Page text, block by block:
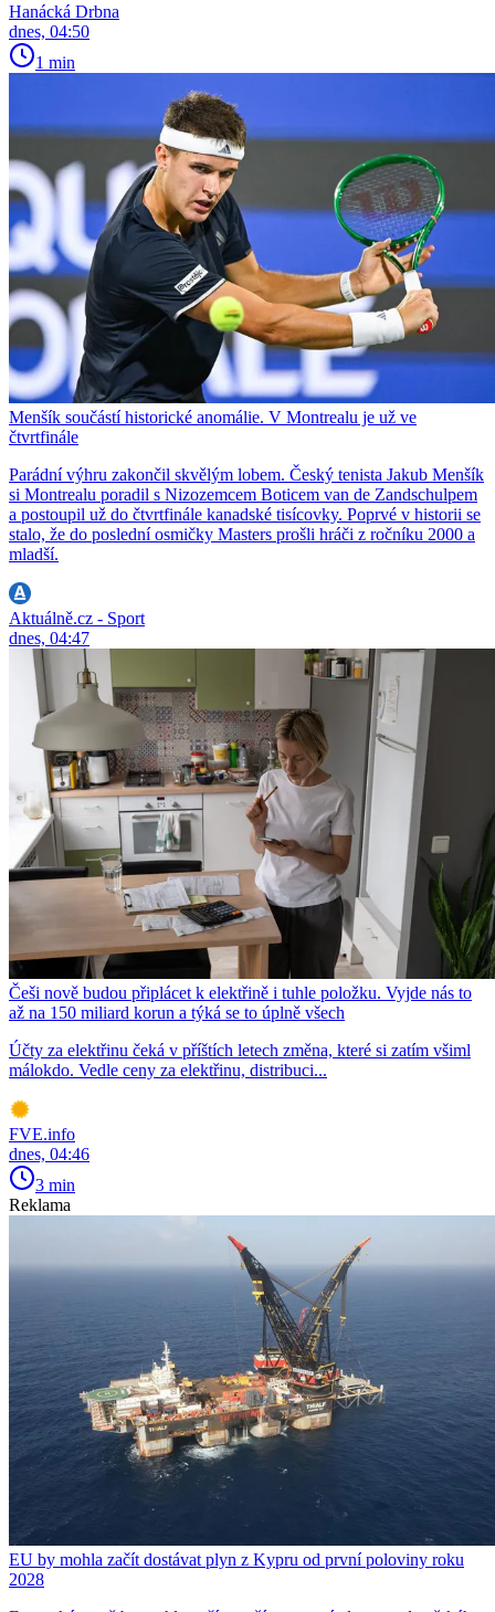
Hanácká Drbna
dnes, 04:50
1 min
Menšík součástí historické anomálie. V Montrealu je už ve
čtvrtfinále
Parádní výhru zakončil skvělým lobem. Český tenista Jakub Menšík
si Montrealu poradil s Nizozemcem Boticem van de Zandschulpem
a postoupil už do čtvrtfinále kanadské tisícovky. Poprvé v historii se
stalo, že do poslední osmičky Masters prošli hráči z ročníku 2000 a
mladší.
Aktuálně.cz - Sport
dnes, 04:47
Češi nově budou připlácet k elektřině i tuhle položku. Vyjde nás to
až na 150 miliard korun a týká se to úplně všech
Účty za elektřinu čeká v příštích letech změna, které si zatím všiml
málokdo. Vedle ceny za elektřinu, distribuci...
FVE.info
dnes, 04:46
3 min
Reklama
EU by mohla začít dostávat plyn z Kypru od první poloviny roku
2028